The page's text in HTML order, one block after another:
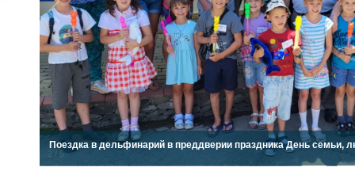
2 / 5
Поездка в дельфинарий в преддверии праздника День семьи,
19.12.2021